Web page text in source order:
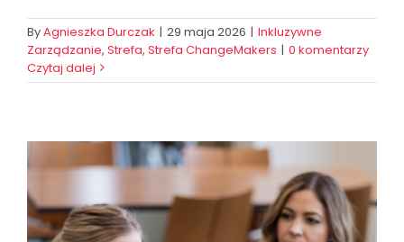
ByAgnieszka Durczak | 29 maja 2026 | Inkluzywne
Zarządzanie, Strefa, Strefa ChangeMakers | 0 komentarzy
Czytaj dalej